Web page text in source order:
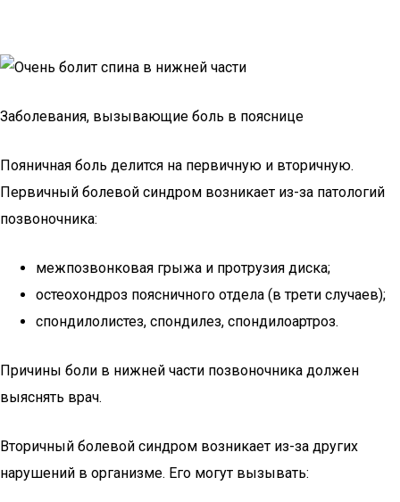
Заболевания, вызывающие боль в пояснице
Пояничная боль делится на первичную и вторичную.
Первичный болевой синдром возникает из-за патологий
позвоночника:
межпозвонковая грыжа и протрузия диска;
остеохондроз поясничного отдела (в трети случаев);
спондилолистез, спондилез, спондилоартроз.
Причины боли в нижней части позвоночника должен
выяснять врач.
Вторичный болевой синдром возникает из-за других
нарушений в организме. Его могут вызывать: